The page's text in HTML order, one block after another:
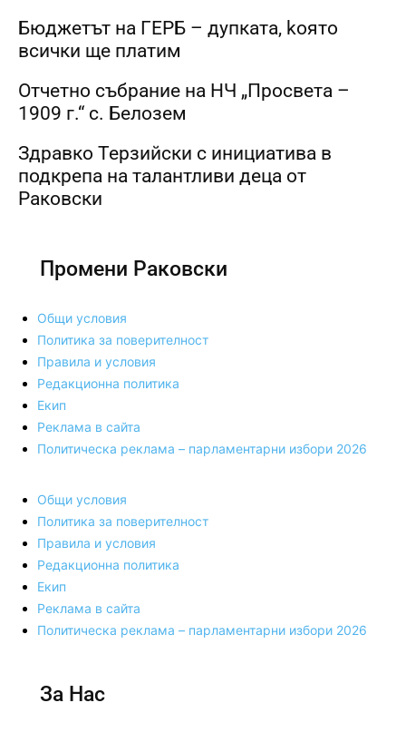
Бюджетът на ГЕРБ – дупката, kоято
всички ще платим
Отчетно събрание на НЧ „Просвета –
1909 г.“ с. Белозем
Здравко Терзийски с инициатива в
подкрепа на талантливи деца от
Раковски
Промени Раковски
Общи условия
Политика за поверителност
Правила и условия
Редакционна политика
Екип
Реклама в сайта
Политическа реклама – парламентарни избори 2026
Общи условия
Политика за поверителност
Правила и условия
Редакционна политика
Екип
Реклама в сайта
Политическа реклама – парламентарни избори 2026
За Нас